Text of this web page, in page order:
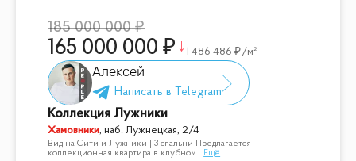
185 000 000
165 000 000 1 486 486 /м²
Алексей
Коллекция Лужники
Хамовники,наб. Лужнецкая, 2/4
Вид на Сити и Лужники | 3 спальни Предлагается
коллекционная квартира в клубном... Ещё